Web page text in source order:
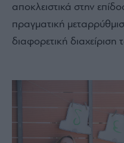
αποκλειστικά στην
πραγματική
διαφορετική διαχείριση